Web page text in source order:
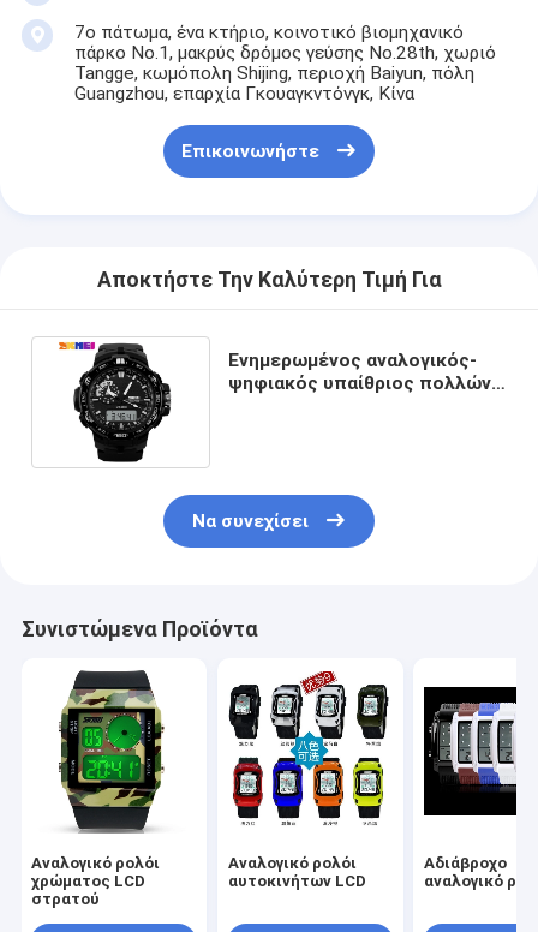
7ο πάτωμα, ένα κτήριο, κοινοτικό βιομηχανικό
πάρκο No.1, μακρύς δρόμος γεύσης No.28th, χωριό
Tangge, κωμόπολη Shijing, περιοχή Baiyun, πόλη
Guangzhou, επαρχία Γκουαγκντόνγκ, Κίνα
Επικοινωνήστε
Αποκτήστε Την Καλύτερη Τιμή Για
Ενημερωμένος αναλογικός-
ψηφιακός υπαίθριος πολλών
Να συνεχίσει
Συνιστώμενα Προϊόντα
Αναλογικό ρολόι
χρώματος LCD
στρατού
Αναλογικό ρολόι
αυτοκινήτων LCD
Αδιάβροχο
αναλογικό